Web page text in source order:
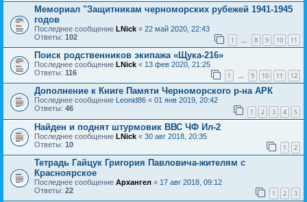
Мемориал "Защитникам черноморских рубежей 1941-1945
годов
Последнее сообщение LNick « 22 май 2020, 22:43
Ответы: 102 1 … 8 9 10 11
Поиск родственников экипажа «Щука-216»
Последнее сообщение LNick « 13 фев 2020, 21:25
Ответы: 116 1 … 9 10 11 12
Дополнение к Книге Памяти Черноморского р-на АРК
Последнее сообщение Leonid86 « 01 янв 2019, 20:42
Ответы: 46 1 2 3 4 5
Найден и поднят штурмовик ВВС ЧФ Ил-2
Последнее сообщение LNick « 30 авг 2018, 20:35
Ответы: 10 1 2
Тетрадь Гайцук Григория Павловича-жителям с
Красноярское
Последнее сообщение Архангел « 17 авг 2018, 09:12
Ответы: 22 1 2 3